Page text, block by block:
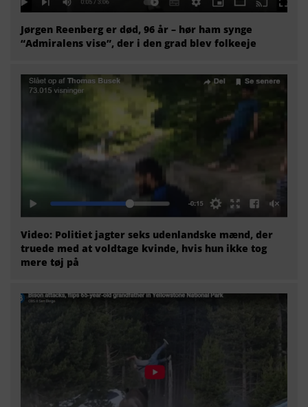
Jørgen Reenberg er død, 96 år – hør ham synge
“Admiralens vise”, der i den grad blev folkeeje
Video: Politiet jagter seks udenlandske mænd, der
truede med at voldtage kvinde, hvis hun ikke tog
mere tøj på